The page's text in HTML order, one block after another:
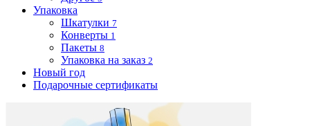
Упаковка
Шкатулки 7
Конверты 1
Пакеты 8
Упаковка на заказ 2
Новый год
Подарочные сертификаты